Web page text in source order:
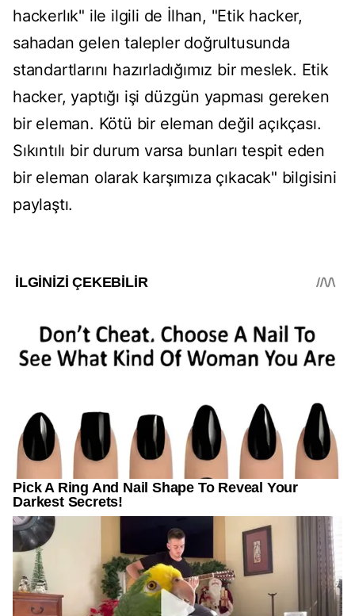
hackerlık" ile ilgili de İlhan, "Etik hacker,
sahadan gelen talepler doğrultusunda
standartlarını hazırladığımız bir meslek. Etik
hacker, yaptığı işi düzgün yapması gereken
bir eleman. Kötü bir eleman değil açıkçası.
Sıkıntılı bir durum varsa bunları tespit eden
bir eleman olarak karşımıza çıkacak" bilgisini
paylaştı.